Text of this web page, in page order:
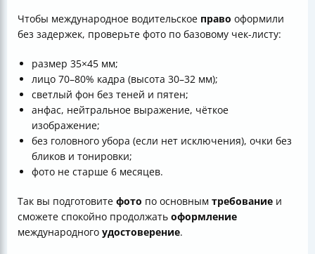
Чтобы международное водительское право оформили
без задержек, проверьте фото по базовому чек-листу:
размер 35×45 мм;
лицо 70–80% кадра (высота 30–32 мм);
светлый фон без теней и пятен;
анфас, нейтральное выражение, чёткое
изображение;
без головного убора (если нет исключения), очки без
бликов и тонировки;
фото не старше 6 месяцев.
Так вы подготовите фото по основным требование и
сможете спокойно продолжать оформление
международного удостоверение.